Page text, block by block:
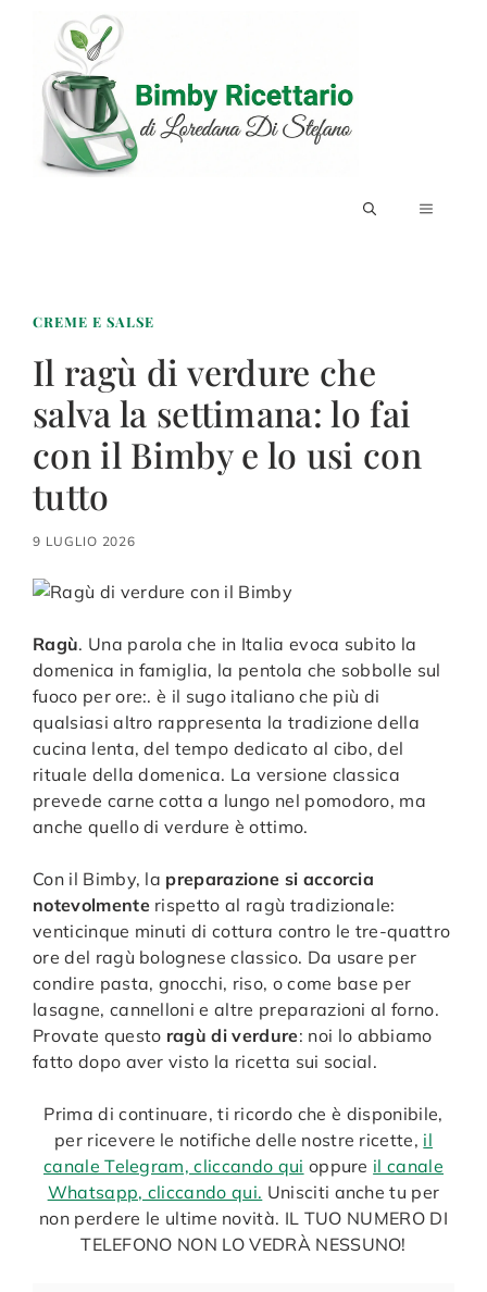
contenuto
MENU
CREME E SALSE
Il ragù di verdure che
salva la settimana: lo fai
con il Bimby e lo usi con
tutto
9 LUGLIO 2026
Ragù. Una parola che in Italia evoca subito la
domenica in famiglia, la pentola che sobbolle sul
fuoco per ore:. è il sugo italiano che più di
qualsiasi altro rappresenta la tradizione della
cucina lenta, del tempo dedicato al cibo, del
rituale della domenica. La versione classica
prevede carne cotta a lungo nel pomodoro, ma
anche quello di verdure è ottimo.
Con il Bimby, la preparazione si accorcia
notevolmenterispetto al ragù tradizionale:
venticinque minuti di cottura contro le tre-quattro
ore del ragù bolognese classico. Da usare per
condire pasta, gnocchi, riso, o come base per
lasagne, cannelloni e altre preparazioni al forno.
Provate questo ragù di verdure: noi lo abbiamo
fatto dopo aver visto la ricetta sui social.
Prima di continuare, ti ricordo che è disponibile,
per ricevere le notifiche delle nostre ricette, il
canale Telegram, cliccando qui oppure il canale
Whatsapp, cliccando qui. Unisciti anche tu per
non perdere le ultime novità. IL TUO NUMERO DI
TELEFONO NON LO VEDRÀ NESSUNO!